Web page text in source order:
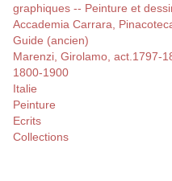
graphiques -- Peinture et
Accademia Carrara,
Guide (ancien)
Marenzi, Girolamo, act.1797-
1800-1900
Italie
Peinture
Ecrits
Collections